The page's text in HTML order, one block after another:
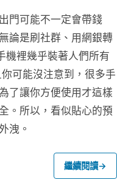
門可能不一定會帶錢
論是刷社群、用網銀轉
機裡幾乎裝著人們所有
可能沒注意到，很多手
了讓你方便使用才這樣
。所以，看似貼心的預
洩。
繼續閱讀→